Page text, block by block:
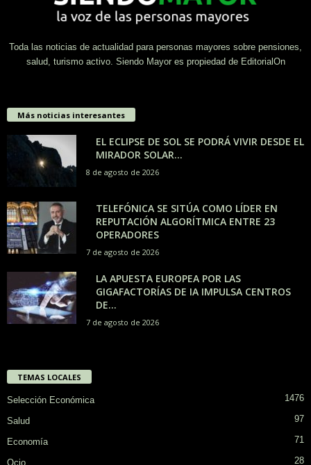
Toda las noticias de actualidad para personas mayores sobre pensiones,
salud, turismo activo. Siendo Mayor es propiedad de EditorialOn
Más noticias interesantes
EL ECLIPSE DE SOL SE PODRÁ VIVIR DESDE EL
MIRADOR SOLAR...
8 de agosto de 2026
TELEFÓNICA SE SITÚA COMO LÍDER EN
REPUTACIÓN ALGORÍTMICA ENTRE 23
OPERADORES
7 de agosto de 2026
LA APUESTA EUROPEA POR LAS
GIGAFACTORÍAS DE IA IMPULSA CENTROS
DE...
7 de agosto de 2026
TEMAS LOCALES
Selección Económica 1476
Salud 97
Economía 71
Ocio 28